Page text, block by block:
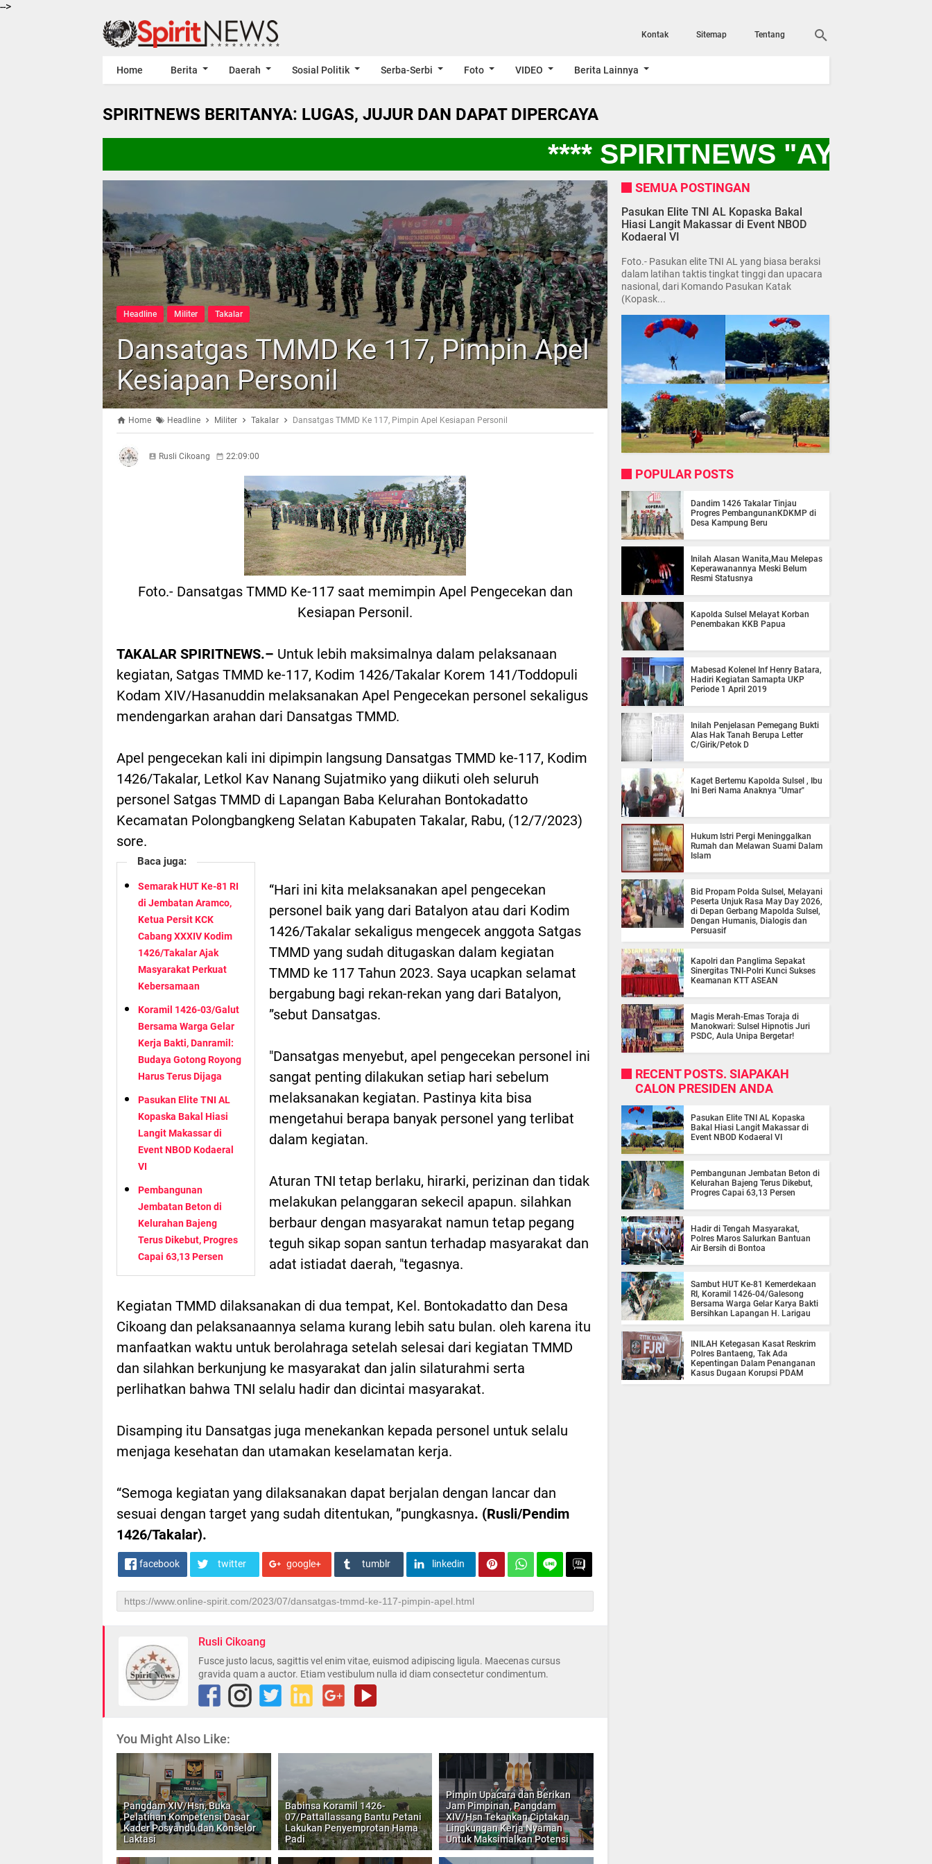
-->
Kontak Sitemap Tentang
Home Berita Daerah Sosial Politik Serba-Serbi Foto VIDEO Berita Lainnya
SPIRITNEWS BERITANYA: LUGAS, JUJUR DAN DAPAT DIPERCAYA
**** SPIRITNEWS "AYO KITA
Headline Militer Takalar
Dansatgas TMMD Ke 117, Pimpin Apel
Kesiapan Personil
Home Headline Militer Takalar Dansatgas TMMD Ke 117, Pimpin Apel Kesiapan Personil
Rusli Cikoang 22:09:00
Foto.- Dansatgas TMMD Ke-117 saat memimpin Apel Pengecekan dan
Kesiapan Personil.
TAKALAR SPIRITNEWS.– Untuk lebih maksimalnya dalam pelaksanaan
kegiatan, Satgas TMMD ke-117, Kodim 1426/Takalar Korem 141/Toddopuli
Kodam XIV/Hasanuddin melaksanakan Apel Pengecekan personel sekaligus
mendengarkan arahan dari Dansatgas TMMD.
Apel pengecekan kali ini dipimpin langsung Dansatgas TMMD ke-117, Kodim
1426/Takalar, Letkol Kav Nanang Sujatmiko yang diikuti oleh seluruh
personel Satgas TMMD di Lapangan Baba Kelurahan Bontokadatto
Kecamatan Polongbangkeng Selatan Kabupaten Takalar, Rabu, (12/7/2023)
sore.
Baca juga:
Semarak HUT Ke-81 RI
di Jembatan Aramco,
Ketua Persit KCK
Cabang XXXIV Kodim
1426/Takalar Ajak
Masyarakat Perkuat
Kebersamaan
Koramil 1426-03/Galut
Bersama Warga Gelar
Kerja Bakti, Danramil:
Budaya Gotong Royong
Harus Terus Dijaga
Pasukan Elite TNI AL
Kopaska Bakal Hiasi
Langit Makassar di
Event NBOD Kodaeral
VI
Pembangunan
Jembatan Beton di
Kelurahan Bajeng
Terus Dikebut, Progres
Capai 63,13 Persen
“Hari ini kita melaksanakan apel pengecekan
personel baik yang dari Batalyon atau dari Kodim
1426/Takalar sekaligus mengecek anggota Satgas
TMMD yang sudah ditugaskan dalam kegiatan
TMMD ke 117 Tahun 2023. Saya ucapkan selamat
bergabung bagi rekan-rekan yang dari Batalyon,
”sebut Dansatgas.
"Dansatgas menyebut, apel pengecekan personel ini
sangat penting dilakukan setiap hari sebelum
melaksanakan kegiatan. Pastinya kita bisa
mengetahui berapa banyak personel yang terlibat
dalam kegiatan.
Aturan TNI tetap berlaku, hirarki, perizinan dan tidak
melakukan pelanggaran sekecil apapun. silahkan
berbaur dengan masyarakat namun tetap pegang
teguh sikap sopan santun terhadap masyarakat dan
adat istiadat daerah, "tegasnya.
Kegiatan TMMD dilaksanakan di dua tempat, Kel. Bontokadatto dan Desa
Cikoang dan pelaksanaannya selama kurang lebih satu bulan. oleh karena itu
manfaatkan waktu untuk berolahraga setelah selesai dari kegiatan TMMD
dan silahkan berkunjung ke masyarakat dan jalin silaturahmi serta
perlihatkan bahwa TNI selalu hadir dan dicintai masyarakat.
Disamping itu Dansatgas juga menekankan kepada personel untuk selalu
menjaga kesehatan dan utamakan keselamatan kerja.
“Semoga kegiatan yang dilaksanakan dapat berjalan dengan lancar dan
sesuai dengan target yang sudah ditentukan, ”pungkasnya. (Rusli/Pendim
1426/Takalar).
facebook twitter google+ tumblr linkedin
Rusli Cikoang
Fusce justo lacus, sagittis vel enim vitae, euismod adipiscing ligula. Maecenas cursus
gravida quam a auctor. Etiam vestibulum nulla id diam consectetur condimentum.
You Might Also Like:
Pangdam XIV/Hsn, Buka
Pelatihan Kompetensi Dasar
Kader Posyandu dan Konselor
Laktasi
Babinsa Koramil 1426-
07/Pattallassang Bantu Petani
Lakukan Penyemprotan Hama
Padi
Pimpin Upacara dan Berikan
Jam Pimpinan, Pangdam
XIV/Hsn Tekankan Ciptakan
Lingkungan Kerja Nyaman
Untuk Maksimalkan Potensi
SEMUA POSTINGAN
Pasukan Elite TNI AL Kopaska Bakal
Hiasi Langit Makassar di Event NBOD
Kodaeral VI
Foto.- Pasukan elite TNI AL yang biasa beraksi
dalam latihan taktis tingkat tinggi dan upacara
nasional, dari Komando Pasukan Katak
(Kopask...
POPULAR POSTS
Dandim 1426 Takalar Tinjau
Progres PembangunanKDKMP di
Desa Kampung Beru
Inilah Alasan Wanita,Mau Melepas
Keperawanannya Meski Belum
Resmi Statusnya
Kapolda Sulsel Melayat Korban
Penembakan KKB Papua
Mabesad Kolenel Inf Henry Batara,
Hadiri Kegiatan Samapta UKP
Periode 1 April 2019
Inilah Penjelasan Pemegang Bukti
Alas Hak Tanah Berupa Letter
C/Girik/Petok D
Kaget Bertemu Kapolda Sulsel , Ibu
Ini Beri Nama Anaknya "Umar"
Hukum Istri Pergi Meninggalkan
Rumah dan Melawan Suami Dalam
Islam
Bid Propam Polda Sulsel, Melayani
Peserta Unjuk Rasa May Day 2026,
di Depan Gerbang Mapolda Sulsel,
Dengan Humanis, Dialogis dan
Persuasif
Kapolri dan Panglima Sepakat
Sinergitas TNI-Polri Kunci Sukses
Keamanan KTT ASEAN
Magis Merah-Emas Toraja di
Manokwari: Sulsel Hipnotis Juri
PSDC, Aula Unipa Bergetar!
RECENT POSTS. SIAPAKAH
CALON PRESIDEN ANDA
Pasukan Elite TNI AL Kopaska
Bakal Hiasi Langit Makassar di
Event NBOD Kodaeral VI
Pembangunan Jembatan Beton di
Kelurahan Bajeng Terus Dikebut,
Progres Capai 63,13 Persen
Hadir di Tengah Masyarakat,
Polres Maros Salurkan Bantuan
Air Bersih di Bontoa
Sambut HUT Ke-81 Kemerdekaan
RI, Koramil 1426-04/Galesong
Bersama Warga Gelar Karya Bakti
Bersihkan Lapangan H. Larigau
INILAH Ketegasan Kasat Reskrim
Polres Bantaeng, Tak Ada
Kepentingan Dalam Penanganan
Kasus Dugaan Korupsi PDAM